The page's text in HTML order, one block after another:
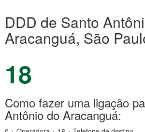
DDD de Santo
Aracanguá, São
18
Como fazer uma ligação
Antônio do Aracanguá: